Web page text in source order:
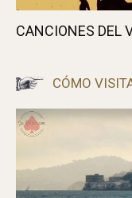
CANCIONES DEL
CÓMO